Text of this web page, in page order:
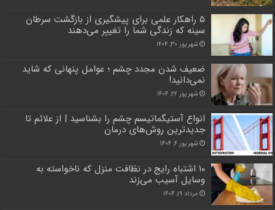
۵ راهکار علمی برای پیشگیری از بازگشت سرطان
سینه که زندگی شما را تغییر می‌دهند
شهریور ۳۰, ۱۴۰۴
ضعیف شدن مجدد چشم ؛ عوامل پنهانی که شاید
نمی‌دانید!
شهریور ۲۲, ۱۴۰۴
انواع آستیگماتیسم چشم را بشناسید | از علائم تا
جدیدترین روش‌های درمان
شهریور ۴, ۱۴۰۴
۱۰ اشتباه رایج در نظافت منزل که ناخواسته به
وسایل آسیب می‌زند
مرداد ۱۹, ۱۴۰۴